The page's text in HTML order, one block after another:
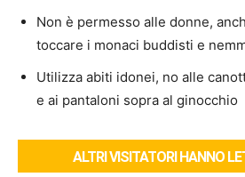
Non è permesso alle donne,
toccare i monaci buddisti e
Utilizza abiti idonei, no alle
e ai pantaloni sopra al ginocchio
ALTRI VISITATORI HANNO